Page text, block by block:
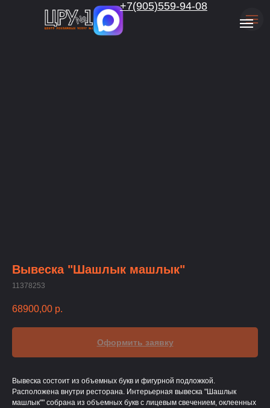
+7(905)559-94-08
Вывеска "Шашлык машлык"
11378253
68900,00 р.
Оформить заявку
Вывеска состоит из объемных букв и фигурной подложкой.
Расположена внутри ресторана. Интерьерная вывеска "Шашлык
машлык"" собрана из объемных букв с лицевым свечением, оклеенных